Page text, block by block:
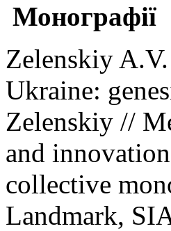
Монографії
Zelenskiy
Ukraine:
Zelenskiy //
and
сollective
Landmark,